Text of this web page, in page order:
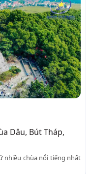
Dâu, Bút Tháp,
nhiều chùa nổi tiếng nhất